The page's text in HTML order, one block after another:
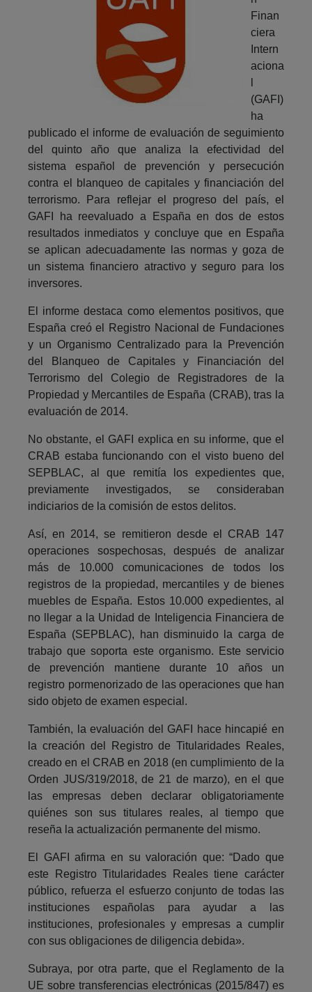
Finan
ciera
Intern
aciona
(GAFI)
ha
publicado el informe de evaluación de seguimiento
del quinto año que analiza la efectividad del
sistema español de prevención y persecución
contra el blanqueo de capitales y financiación del
terrorismo. Para reflejar el progreso del país, el
GAFI ha reevaluado a España en dos de estos
resultados inmediatos y concluye que en España
se aplican adecuadamente las normas y goza de
un sistema financiero atractivo y seguro para los
inversores.
El informe destaca como elementos positivos, que
España creó el Registro Nacional de Fundaciones
y un Organismo Centralizado para la Prevención
del Blanqueo de Capitales y Financiación del
Terrorismo del Colegio de Registradores de la
Propiedad y Mercantiles de España (CRAB), tras la
evaluación de 2014.
No obstante, el GAFI explica en su informe, que el
CRAB estaba funcionando con el visto bueno del
SEPBLAC, al que remitía los expedientes que,
previamente investigados, se consideraban
indiciarios de la comisión de estos delitos.
Así, en 2014, se remitieron desde el CRAB 147
operaciones sospechosas, después de analizar
más de 10.000 comunicaciones de todos los
registros de la propiedad, mercantiles y de bienes
muebles de España. Estos 10.000 expedientes, al
no llegar a la Unidad de Inteligencia Financiera de
España (SEPBLAC), han disminuido la carga de
trabajo que soporta este organismo. Este servicio
de prevención mantiene durante 10 años un
registro pormenorizado de las operaciones que han
sido objeto de examen especial.
También, la evaluación del GAFI hace hincapié en
la creación del Registro de Titularidades Reales,
creado en el CRAB en 2018 (en cumplimiento de la
Orden JUS/319/2018, de 21 de marzo), en el que
las empresas deben declarar obligatoriamente
quiénes son sus titulares reales, al tiempo que
reseña la actualización permanente del mismo.
El GAFI afirma en su valoración que: “Dado que
este Registro Titularidades Reales tiene carácter
público, refuerza el esfuerzo conjunto de todas las
instituciones españolas para ayudar a las
instituciones, profesionales y empresas a cumplir
con sus obligaciones de diligencia debida».
Subraya, por otra parte, que el Reglamento de la
UE sobre transferencias electrónicas (2015/847) es